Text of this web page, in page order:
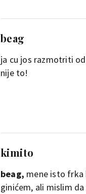
beag
ja cu jos razmotriti
nije to!
kimito
beag, mene isto frka
ginićem, ali mislim